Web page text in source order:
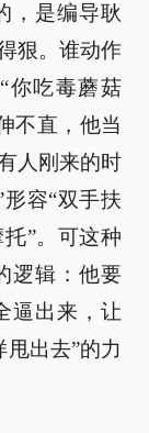
，是编导耿
狠。谁动作
你吃毒蘑菇
不直，他当
人刚来的时
容“双手扶
”。可这种
逻辑：他要
逼出来，让
出去”的力